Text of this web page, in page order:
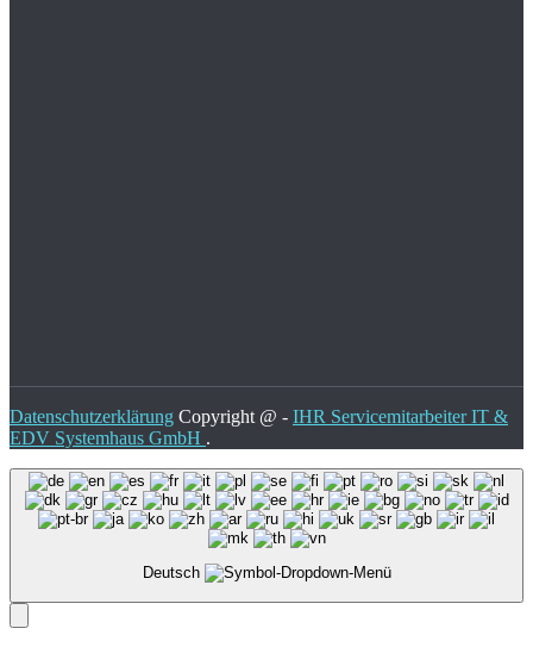
Datenschutzerklärung Copyright @ - IHR Servicemitarbeiter IT &
EDV Systemhaus GmbH .
Deutsch